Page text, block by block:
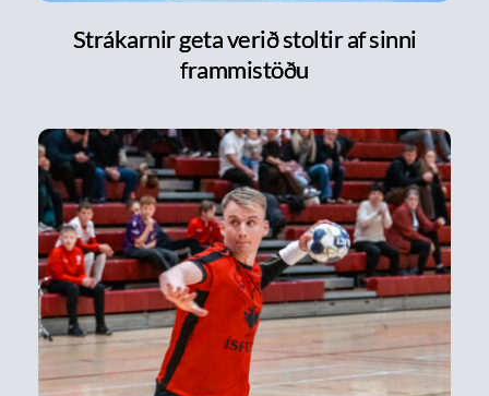
Strákarnir geta verið stoltir af sinni
frammistöðu